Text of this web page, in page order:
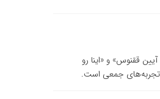
ققنوس» و «اینا رو
تجربه‌های جمعی است.